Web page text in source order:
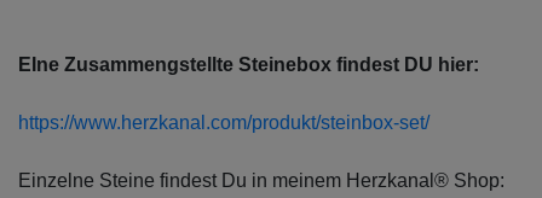
EIne Zusammengstellte Steinebox findest DU hier:
https://www.herzkanal.com/produkt/steinbox-set/
Einzelne Steine findest Du in meinem Herzkanal® Shop: